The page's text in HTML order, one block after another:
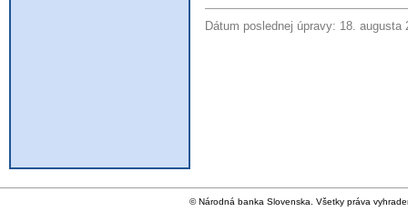
Dátum poslednej úpravy: 18. augusta
© Národná banka Slovenska. Všetky práva